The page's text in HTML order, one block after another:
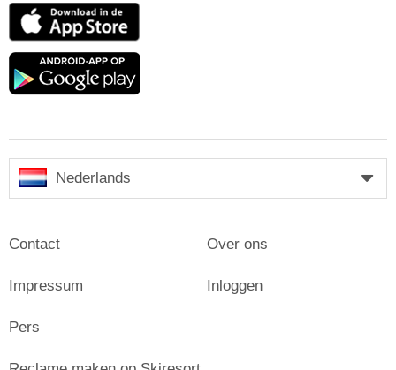
App
Google
Nederlands
Contact
Impressum
Pers
Over ons
Inloggen